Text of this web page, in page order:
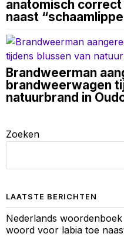
anatomisch
naast
Brandweerman
brandweerwagen
natuurbrand in
Zoeken
LAATSTE BERICHTEN
Nederlands
woord voor labia toe